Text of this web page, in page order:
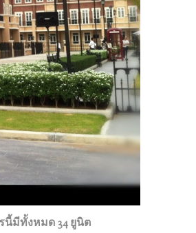
นี้มีทั้งหมด 34 ยูนิต